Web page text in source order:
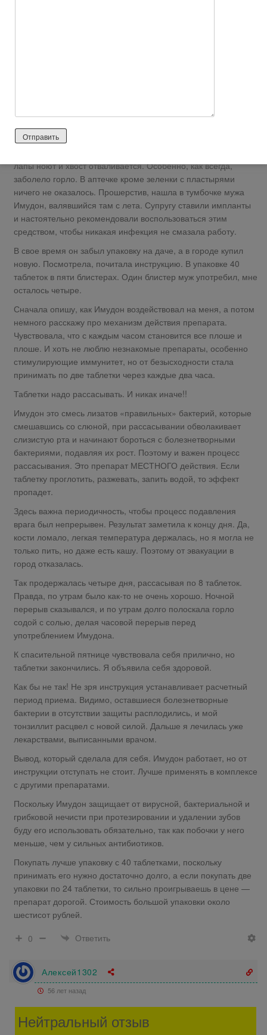
отопления, и необходимо было проследить за
стабильностью работы, измеряя кое-какие показатели.
лапы ноют и хвост отваливается. Особенно, как всегда,
заболело горло. В аптечке кроме зеленки с пластырями
ничего не оказалось. Прошерстив, нашла в тумбочке мужа
Имудон, валявшийся там с лета. Супругу ставили импланты
и настоятельно рекомендовали воспользоваться этим
средством, чтобы никакая инфекция не смазала работу.
В свое время он забыл упаковку на даче, а в городе купил
новую. Посмотрела, почитала инструкцию. В упаковке 40
таблеток в пяти блистерах. Один блистер муж употребил, мне
осталось четыре.
Сначала опишу, как Имудон воздействовал на меня, а потом
немного расскажу про механизм действия препарата.
Чувствовала, что с каждым часом становится все плоше и
плоше. И хоть не люблю незнакомые препараты, особенно
стимулирующие иммунитет, но от безысходности стала
принимать по две таблетки через каждые два часа.
Таблетки надо рассасывать. И никак иначе!!
Имудон это смесь лизатов «правильных» бактерий, которые
смешавшись со слюной, при рассасывании обволакивает
слизистую рта и начинают бороться с болезнетворными
бактериями, подавляя их рост. Поэтому и важен процесс
рассасывания. Это препарат МЕСТНОГО действия. Если
таблетку проглотить, разжевать, запить водой, то эффект
пропадет.
Здесь важна периодичность, чтобы процесс подавления
врага был непрерывен. Результат заметила к концу дня. Да,
кости ломало, легкая температура держалась, но я могла не
только пить, но даже есть кашу. Поэтому от эвакуации в
город отказалась.
Так продержалась четыре дня, рассасывая по 8 таблеток.
Правда, по утрам было как-то не очень хорошо. Ночной
перерыв сказывался, и по утрам долго полоскала горло
содой с солью, делая часовой перерыв перед
употреблением Имудона.
К спасительной пятнице чувствовала себя прилично, но
таблетки закончились. Я объявила себя здоровой.
Как бы не так! Не зря инструкция устанавливает расчетный
период приема. Видимо, оставшиеся болезнетворные
бактерии в отсутствии защиты расплодились, и мой
тонзиллит расцвел с новой силой. Дальше я лечилась уже
лекарствами, выписанными врачом.
Вывод, который сделала для себя. Имудон работает, но от
инструкции отступать не стоит. Лучше применять в комплексе
с другими препаратами.
Поскольку Имудон защищает от вирусной, бактериальной и
грибковой нечисти при протезировании и удалении зубов
буду его использовать обязательно, так как побочки у него
меньше, чем у сильных антибиотиков.
Покупать лучше упаковку с 40 таблетками, поскольку
принимать его нужно достаточно долго, а если покупать две
упаковки по 24 таблетки, то сильно проигрываешь в цене —
препарат дорогой. Стоимость большой упаковки около
шестисот рублей.
0
Ответить
Алексей1302
56 лет назад
Нейтральный отзыв